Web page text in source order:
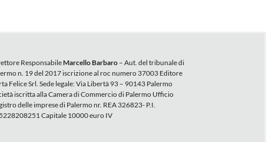
ResponsabileMarcello Barbaro– Aut. del tribunale di
n. 19 del 2017 iscrizione al roc numero 37003 Editore
Felice Srl. Sede legale: Via Libertà 93 – 90143 Palermo
iscritta alla Camera di Commercio di Palermo Ufficio
delle imprese di Palermo nr. REA 326823- P.I.
Capitale 10000 euro IV